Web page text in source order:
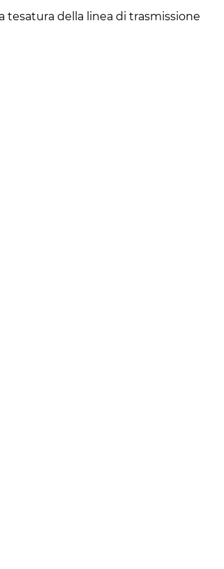
tesatura della linea di trasmissione